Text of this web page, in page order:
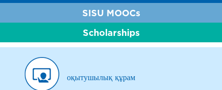
SISU MOOCs
Scholarships
оқытушылық құрам